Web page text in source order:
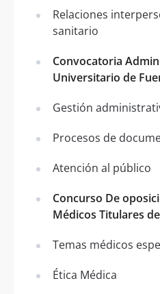
Relaciones
sanitario
Convocatoria
Universitario de
Gestión
Procesos de
Atención al público
Concurso De
Médicos Titulares
Temas médicos
Ética Médica